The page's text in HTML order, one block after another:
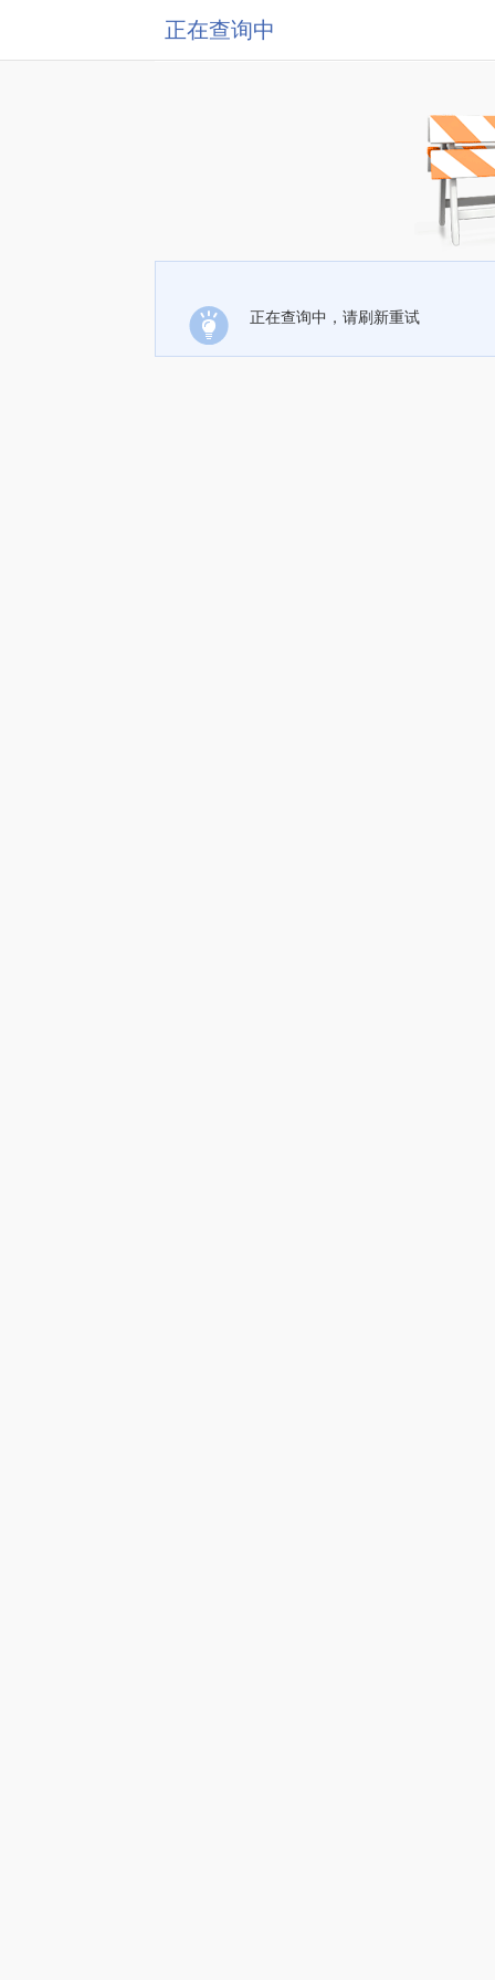
正在查询中
正在查询中，请刷新重试